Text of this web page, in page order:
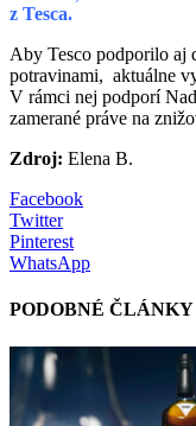
z Tesca.
Aby Tesco podporilo
potravinami, aktuálne
V rámci nej podporí
zamerané práve na
Zdroj: Elena B.
Facebook
Twitter
Pinterest
WhatsApp
PODOBNÉ ČLÁNKY